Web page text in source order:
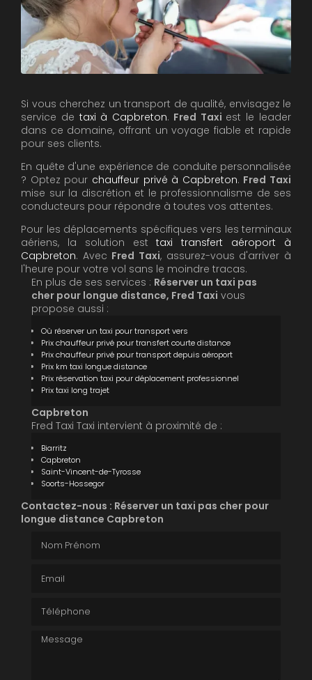
Si vous cherchez un transport de qualité, envisagez le
service de taxi à Capbreton. Fred Taxi est le leader
dans ce domaine, offrant un voyage fiable et rapide
pour ses clients.
En quête d'une expérience de conduite personnalisée
? Optez pour chauffeur privé à Capbreton. Fred Taxi
mise sur la discrétion et le professionnalisme de ses
conducteurs pour répondre à toutes vos attentes.
Pour les déplacements spécifiques vers les terminaux
aériens, la solution esttaxi transfert aéroport à
Capbreton. Avec Fred Taxi, assurez-vous d'arriver à
l'heure pour votre vol sans le moindre tracas.
En plus de ses services : Réserver un taxi pas
cher pour longue distance, Fred Taxi vous
propose aussi :
Où réserver un taxi pour transport vers
Prix chauffeur privé pour transfert courte distance
Prix chauffeur privé pour transport depuis aéroport
Prix km taxi longue distance
Prix réservation taxi pour déplacement professionnel
Prix taxi long trajet
Capbreton
Fred Taxi Taxi intervient à proximité de :
Biarritz
Capbreton
Saint-Vincent-de-Tyrosse
Soorts-Hossegor
Contactez-nous : Réserver un taxi pas cher pour
longue distance Capbreton
Message